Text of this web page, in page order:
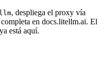
, despliega el proxy vía
en docs.litellm.ai. El
está aquí.